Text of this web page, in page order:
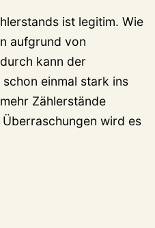
ist legitim. Wie
aufgrund von
kann der
einmal stark ins
Zählerstände
wird es